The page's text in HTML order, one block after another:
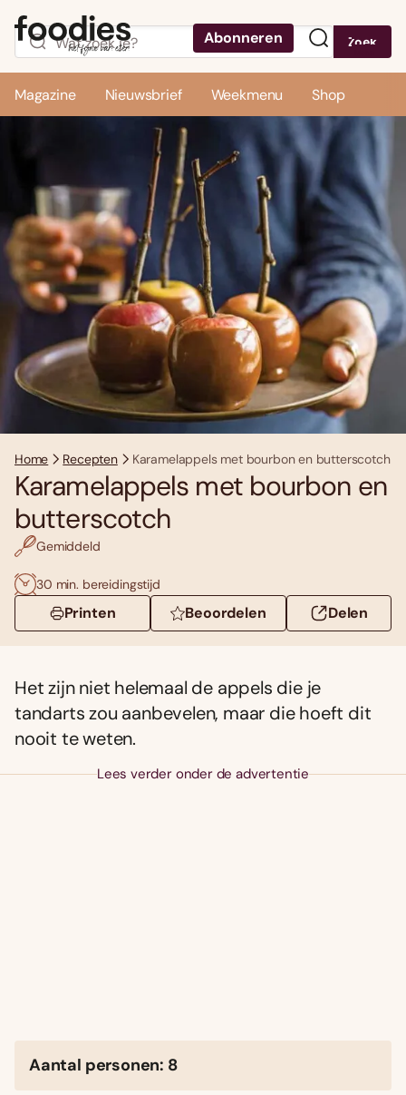
Abonneren Zoek
Magazine Nieuwsbrief Weekmenu Shop
Home Recepten Karamelappels met bourbon en butterscotch
Karamelappels met bourbon en
butterscotch
Gemiddeld
30 min. bereidingstijd
Printen Beoordelen Delen
Het zijn niet helemaal de appels die je
tandarts zou aanbevelen, maar die hoeft dit
nooit te weten.
Lees verder onder de advertentie
Aantal personen: 8